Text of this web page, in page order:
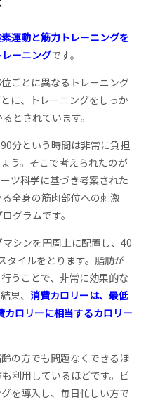
運動と筋力トレーニングを
ーニングです。
ごとに異なるトレーニング
に、トレーニングをしっか
とされています。
分という時間は非常に負担
う。そこで考えられたのが
ツ科学に基づき考案された
全身の筋肉部位への刺激
グラムです。
シンを円周上に配置し、40
タイルをとります。脂肪が
うことで、非常に効果的な
果、 消費カロリーは、最低
ロリーに相当するカロリー
の方でも問題なくできるほ
利用しているほどです。ビ
を導入し、毎日忙しい方で